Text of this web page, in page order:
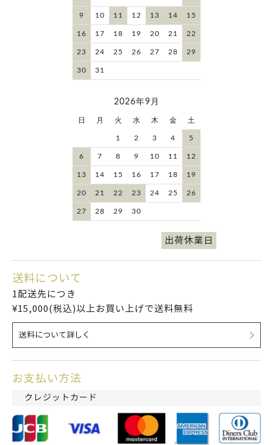
9 10 11 12 13 14 15
16 17 18 19 20 21 22
23 24 25 26 27 28 29
30 31
2026年9月
日 月 火 水 木 金 土
1 2 3 4 5
6 7 8 9 10 11 12
13 14 15 16 17 18 19
20 21 22 23 24 25 26
27 28 29 30
出荷休業日
送料について
1配送先につき
¥15,000(税込)以上お買い上げで送料無料
送料について詳しく
お支払い方法
クレジットカード